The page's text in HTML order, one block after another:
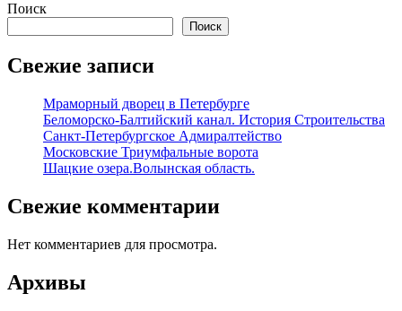
Поиск
Поиск
Свежие записи
Мраморный дворец в Петербурге
Беломорско-Балтийский канал. История Строительства
Санкт-Петербургское Адмиралтейство
Московские Триумфальные ворота
Шацкие озера.Волынская область.
Свежие комментарии
Нет комментариев для просмотра.
Архивы